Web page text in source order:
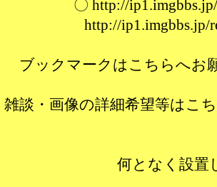
〇 http://
http://
ブックマークはこちらへ
雑談・画像の詳細希望等は
何となく設